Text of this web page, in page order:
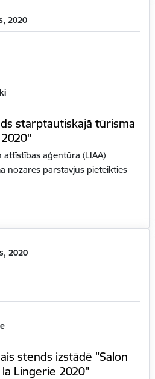
2020
starptautiskajā tūrisma
attīstības aģentūra (LIAA)
nozares pārstāvjus pieteikties
2020
stends izstādē "Salon
Lingerie 2020"